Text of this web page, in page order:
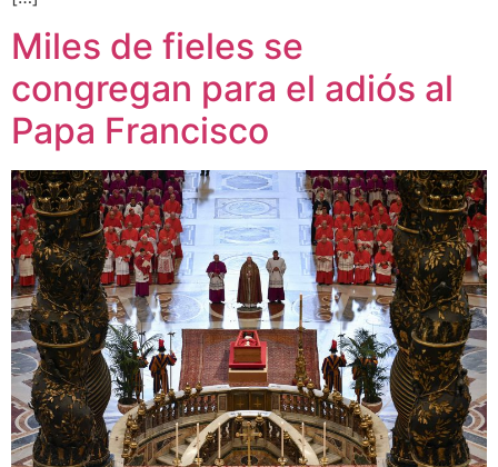
Miles de fieles se
congregan para el adiós al
Papa Francisco